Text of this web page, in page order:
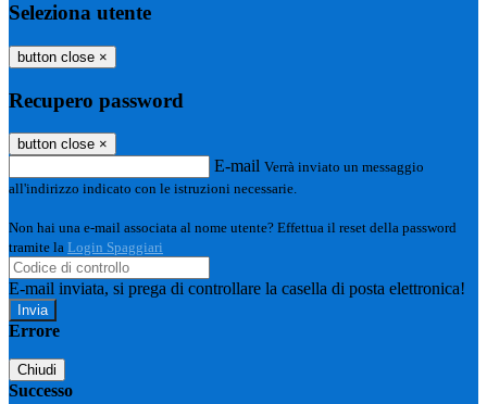
Seleziona utente
button close ×
Recupero password
button close ×
E-mail Verrà inviato un messaggio
all'indirizzo indicato con le istruzioni necessarie.
Non hai una e-mail associata al nome utente? Effettua il reset della password
tramite la Login Spaggiari
E-mail inviata, si prega di controllare la casella di posta elettronica!
Errore
Chiudi
Successo